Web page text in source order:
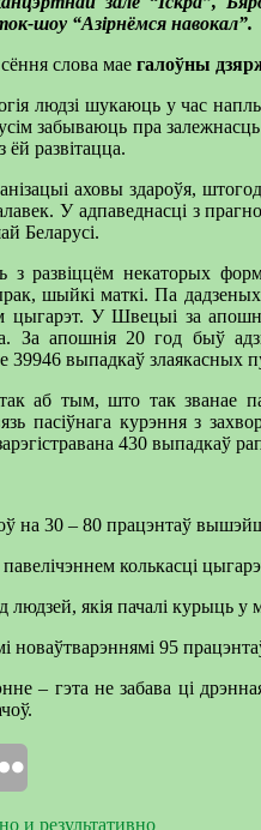
шоу “Азірнёмся навокал”.
слова мае галоўны
людзі шукаюць у час
забываюць пра
ёй развітацца.
аховы здароўя,
У адпаведнасці з
Беларусі.
развіццём некаторых
шыйкі маткі. Па
У Швецыі за
За апошнія 20 год быў
39946 выпадкаў
аб тым, што так званае
пасіўнага курэння з
430 выпадкаў
на 30 – 80 працэнтаў
колькасці
якія пачалі курыць у
95
– гэта не забава ці
и результативно